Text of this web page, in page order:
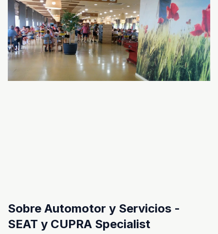
Sobre Automotor y Servicios -
SEAT y CUPRA Specialist